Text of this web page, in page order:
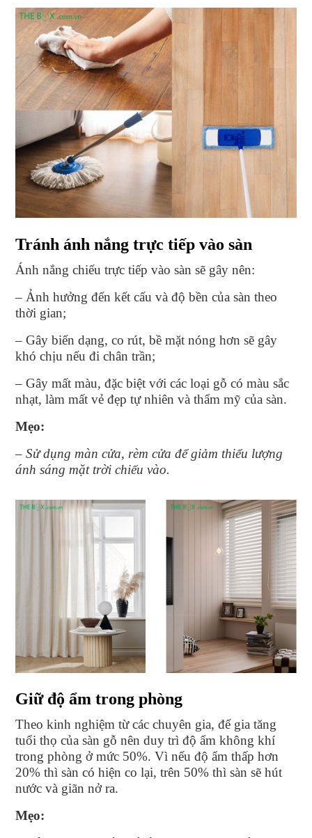
Tránh ánh nắng trực tiếp vào sàn
Ánh nắng chiếu trực tiếp vào sàn sẽ gây nên:
– Ảnh hưởng đến kết cấu và độ bền của sàn theo
thời gian;
– Gây biến dạng, co rút, bề mặt nóng hơn sẽ gây
khó chịu nếu đi chân trần;
– Gây mất màu, đặc biệt với các loại gỗ có màu sắc
nhạt, làm mất vẻ đẹp tự nhiên và thẩm mỹ của sàn.
Mẹo:
– Sử dụng màn cửa, rèm cửa để giảm thiểu lượng
ánh sáng mặt trời chiếu vào.
Giữ độ ẩm trong phòng
Theo kinh nghiệm từ các chuyên gia, để gia tăng
tuổi thọ của sàn gỗ nên duy trì độ ẩm không khí
trong phòng ở mức 50%. Vì nếu độ ẩm thấp hơn
20% thì sàn có hiện co lại, trên 50% thì sàn sẽ hút
nước và giãn nở ra.
Mẹo: